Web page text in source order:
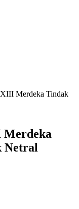
Merdeka Tindak
Merdeka
Netral